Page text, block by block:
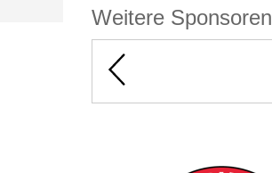
Weitere Sponsoren